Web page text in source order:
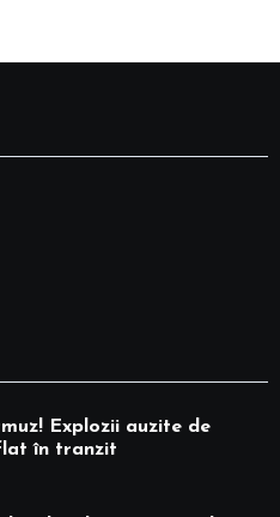
Explozii auzite de
în tranzit